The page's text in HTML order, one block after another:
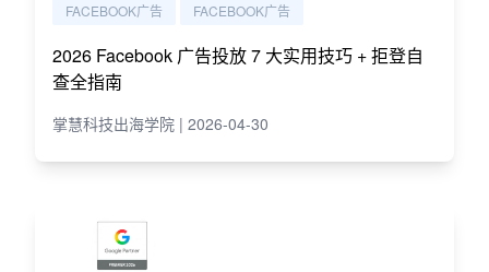
FACEBOOK广告 FACEBOOK广告
2026 Facebook 广告投放 7 大实用技巧 + 拒登自
查全指南
掌慧科技出海学院 | 2026-04-30